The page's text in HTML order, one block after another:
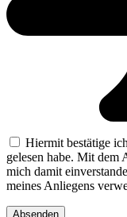
Hiermit bestätige
gelesen habe. Mit dem
mich damit
meines Anliegens